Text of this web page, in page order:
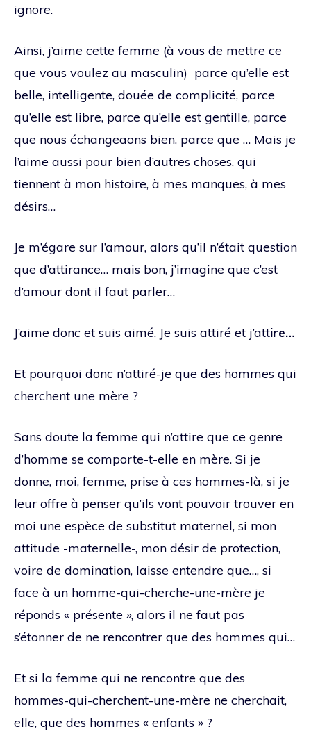
ignore.
Ainsi, j’aime cette femme (à vous de mettre ce
que vous voulez au masculin) parce qu’elle est
belle, intelligente, douée de complicité, parce
qu’elle est libre, parce qu’elle est gentille, parce
que nous échangeaons bien, parce que … Mais je
l’aime aussi pour bien d’autres choses, qui
tiennent à mon histoire, à mes manques, à mes
désirs…
Je m’égare sur l’amour, alors qu’il n’était question
que d’attirance… mais bon, j’imagine que c’est
d’amour dont il faut parler…
J’aime donc et suis aimé. Je suis attiré et j’attire…
Et pourquoi donc n’attiré-je que des hommes qui
cherchent une mère ?
Sans doute la femme qui n’attire que ce genre
d’homme se comporte-t-elle en mère. Si je
donne, moi, femme, prise à ces hommes-là, si je
leur offre à penser qu’ils vont pouvoir trouver en
moi une espèce de substitut maternel, si mon
attitude -maternelle-, mon désir de protection,
voire de domination, laisse entendre que…, si
face à un homme-qui-cherche-une-mère je
réponds « présente », alors il ne faut pas
s’étonner de ne rencontrer que des hommes qui…
Et si la femme qui ne rencontre que des
hommes-qui-cherchent-une-mère ne cherchait,
elle, que des hommes « enfants » ?